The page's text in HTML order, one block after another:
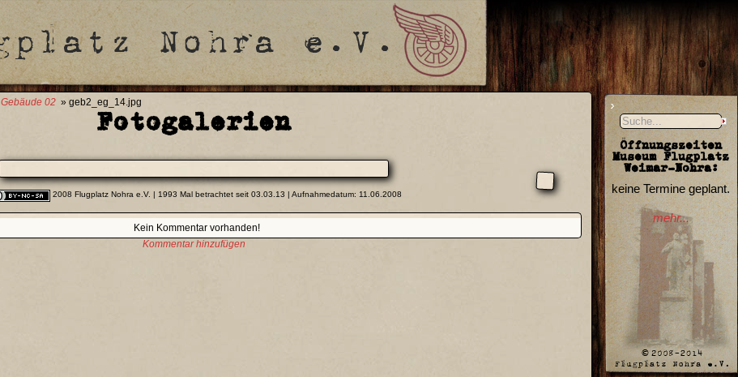
Öffnungszeiten
Museum Flugplatz
Weimar-Nohra:
keine Termine geplant.
mehr...
Gebäude 02 » geb2_eg_14.jpg
Fotogalerien
2008 Flugplatz Nohra e.V. | 1993 Mal betrachtet seit 03.03.13 | Aufnahmedatum: 11.06.2008
Kein Kommentar vorhanden!
Kommentar hinzufügen